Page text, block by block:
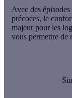
Avec des
précoces, le
majeur pour les
vous permettre de